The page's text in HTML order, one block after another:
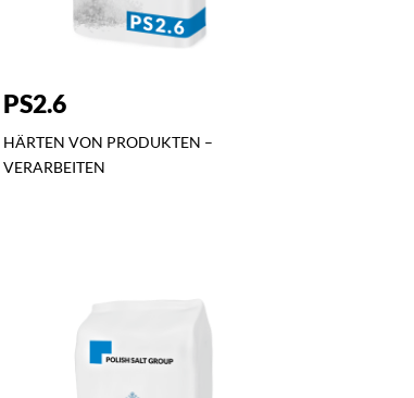
PS2.6
HÄRTEN VON PRODUKTEN –
VERARBEITEN